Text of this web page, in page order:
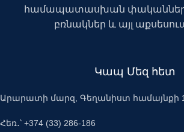
համապատասխան փականներ,
բռնակներ և այլ
Կապ Մեզ հետ
Արարատի մարզ, Գեղանիստ համայնքի
Հեռ․՝ +374 (33) 286-186